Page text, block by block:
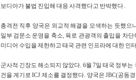
보디아가 불법 진입해 대응 사격했다고 반박했다 .
총격전 직후 양국은 외교적 해결을 모색하는 듯했
일부 검문소 운영을 축소, 육로 관광객의 출입을 차
미디어 수입을 제한하고 태국 관련 인프라에 대한 인
군사적 긴장도 해소되지 않았다. 6월 7일 태국 정부
건을 계기로 ICJ 제소를 결정했다. 양국은 JBC(공동